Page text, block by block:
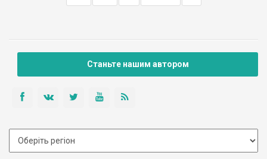
Станьте нашим автором